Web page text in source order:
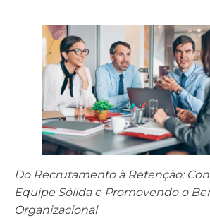
Do Recrutamento à Retenção:
Equipe Sólida e Promovendo o
Organizacional